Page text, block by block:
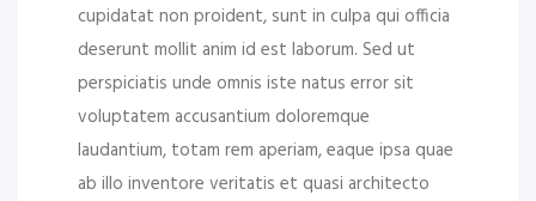
cupidatat non proident, sunt in culpa qui officia
deserunt mollit anim id est laborum. Sed ut
perspiciatis unde omnis iste natus error sit
voluptatem accusantium doloremque
laudantium, totam rem aperiam, eaque ipsa quae
ab illo inventore veritatis et quasi architecto